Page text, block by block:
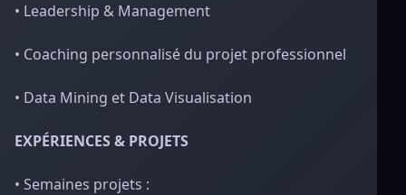
• Leadership & Management
• Coaching personnalisé du projet professionnel
• Data Mining et Data Visualisation
EXPÉRIENCES & PROJETS
• Semaines projets :